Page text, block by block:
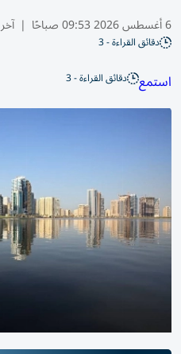
6 أغسطس 2026 09:53 صباحًا |
دقائق القراءة - 3
استمع دقائق القراءة - 3